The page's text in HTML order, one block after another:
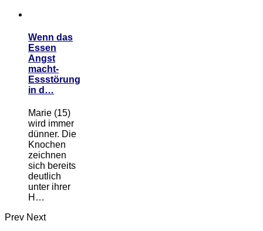
Wenn das
Essen
Angst
macht-
Essstörung
in d…
Marie (15)
wird immer
dünner. Die
Knochen
zeichnen
sich bereits
deutlich
unter ihrer
H…
Prev Next